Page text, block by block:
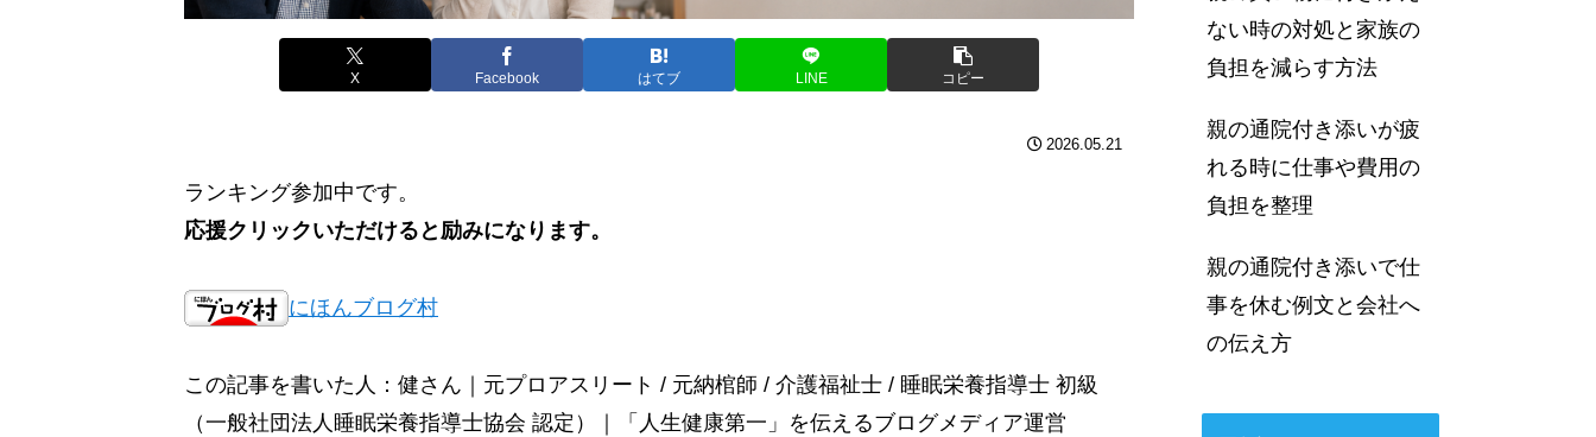
X Facebook はてブ LINE コピー
2026.05.21
ランキング参加中です。
応援クリックいただけると励みになります。
にほんブログ村
この記事を書いた人：健さん｜元プロアスリート / 元納棺師 / 介護福祉士 / 睡眠栄養指導士 初級
（一般社団法人睡眠栄養指導士協会 認定）｜「人生健康第一」を伝えるブログメディア運営
ない時の対処と家族の
負担を減らす方法
親の通院付き添いが疲
れる時に仕事や費用の
負担を整理
親の通院付き添いで仕
事を休む例文と会社へ
の伝え方